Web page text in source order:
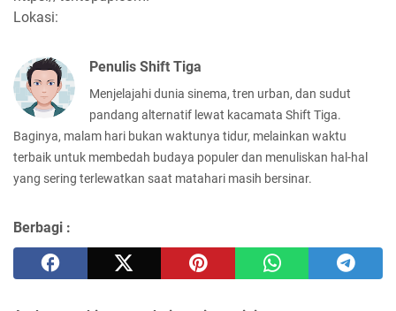
Lokasi:
Penulis Shift Tiga
Menjelajahi dunia sinema, tren urban, dan sudut
pandang alternatif lewat kacamata Shift Tiga.
Baginya, malam hari bukan waktunya tidur, melainkan waktu
terbaik untuk membedah budaya populer dan menuliskan hal-hal
yang sering terlewatkan saat matahari masih bersinar.
Berbagi :